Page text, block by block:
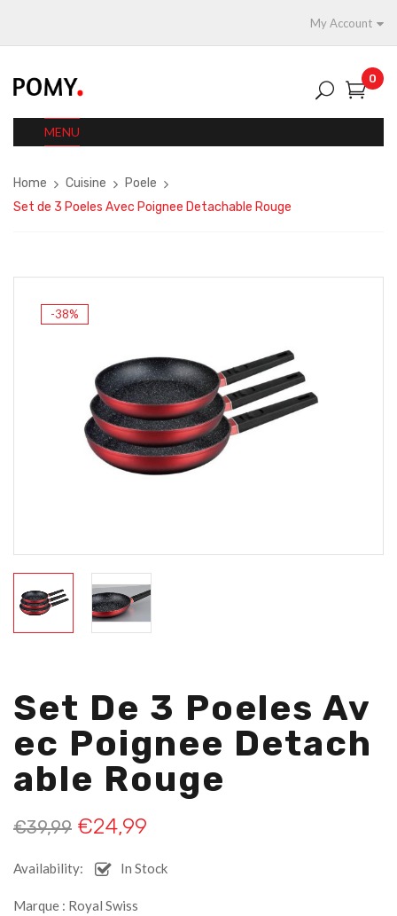
My Account
0
MENU
Home Cuisine
Poele
Set de 3 Poeles Avec Poignee Detachable Rouge
-38%
Set De 3 Poeles Av
Ec Poignee Detach
Able Rouge
€39,99 €24,99
Availability: In Stock
Marque : Royal Swiss